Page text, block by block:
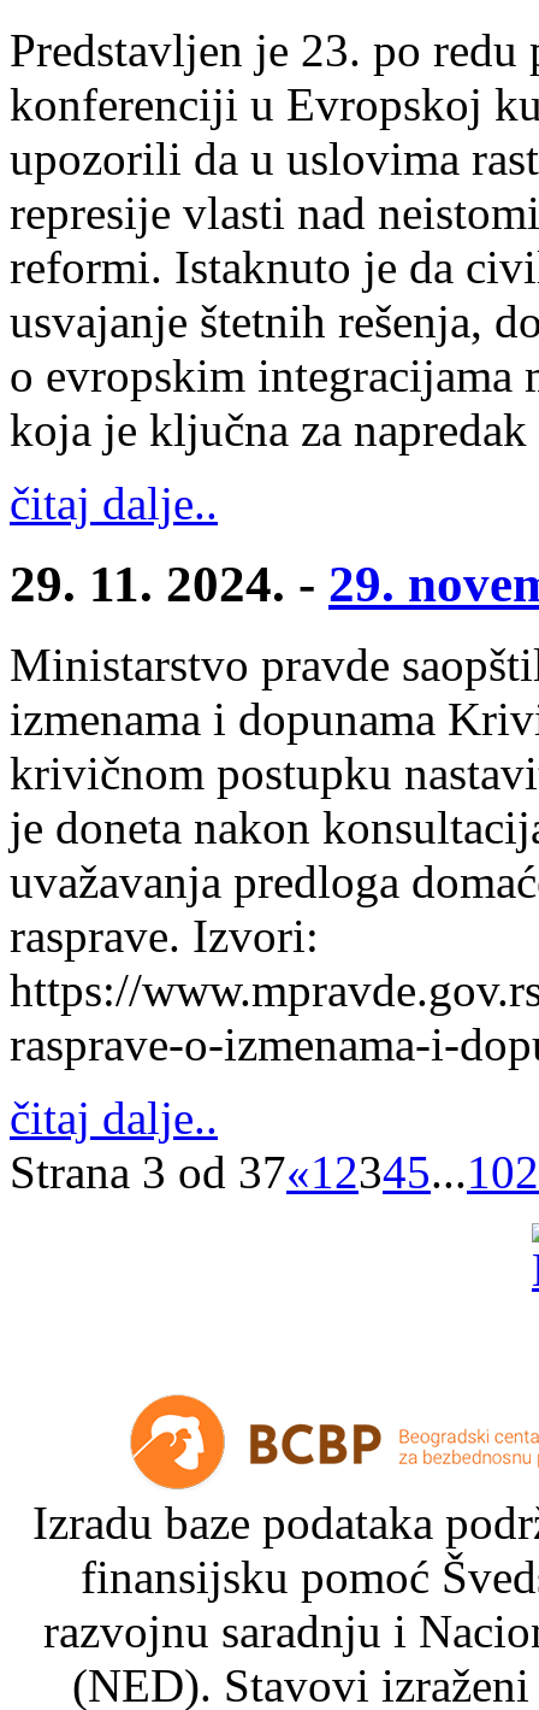
Predstavljen je 23. po
konferenciji u Evropskoj
upozorili da u uslovima
represije vlasti nad
reformi. Istaknuto je da
usvajanje štetnih rešenja,
o evropskim integracijama
koja je ključna za
čitaj dalje..
29. 11. 2024. - 29.
Ministarstvo pravde
izmenama i dopunama
krivičnom postupku
je doneta nakon
uvažavanja predloga
rasprave. Izvori:
https://
rasprave-o-izmenama-i-
čitaj dalje..
Strana 3 od 37«12345...10
Izradu baze podataka
finansijsku pomoć
razvojnu saradnju i
(NED). Stavovi